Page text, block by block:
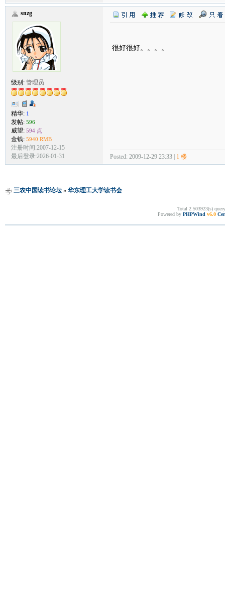
snzg
级别: 管理员
精华: 1
发帖: 596
威望: 594 点
金钱: 5940 RMB
注册时间:2007-12-15
最后登录:2026-01-31
很好很好。。。。
Posted: 2009-12-29 23:33 | 1 楼
三农中国读书论坛» 华东理工大学读书会
Total 2.503923(s)
Powered by PHPWind v6.0